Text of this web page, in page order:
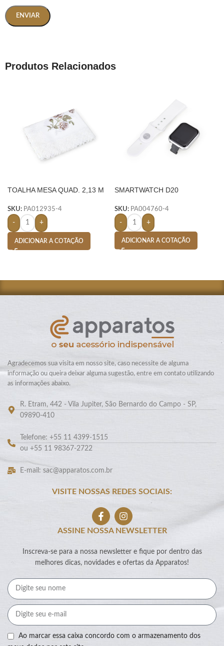
Produtos Relacionados
TOALHA MESA QUAD. 2,13 M
SKU: PA012935-4
- +
ADICIONAR A COTAÇÃO
SMARTWATCH D20
SKU: PA004760-4
- +
ADICIONAR A COTAÇÃO
Agradecemos sua visita em nosso site, caso necessite de alguma
informação ou queira deixar alguma sugestão, entre em contato utilizando
as informações abaixo.
R. Etram, 442 - Vila Jupiter, São Bernardo do Campo - SP,
09890-410
Telefone: +55 11 4399-1515
ou +55 11 98367-2722
E-mail: sac@apparatos.com.br
VISITE NOSSAS REDES SOCIAIS:
ASSINE NOSSA NEWSLETTER
Inscreva-se para a nossa newsletter e fique por dentro das
melhores dicas, novidades e ofertas da Apparatos!
Ao marcar essa caixa concordo com o armazenamento dos